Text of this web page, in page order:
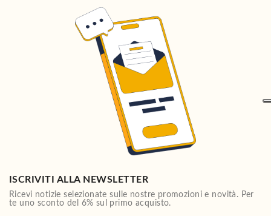
ISCRIVITI ALLA NEWSLETTER
Ricevi notizie selezionate sulle nostre promozioni e novità. Per
te uno sconto del 6% sul primo acquisto.